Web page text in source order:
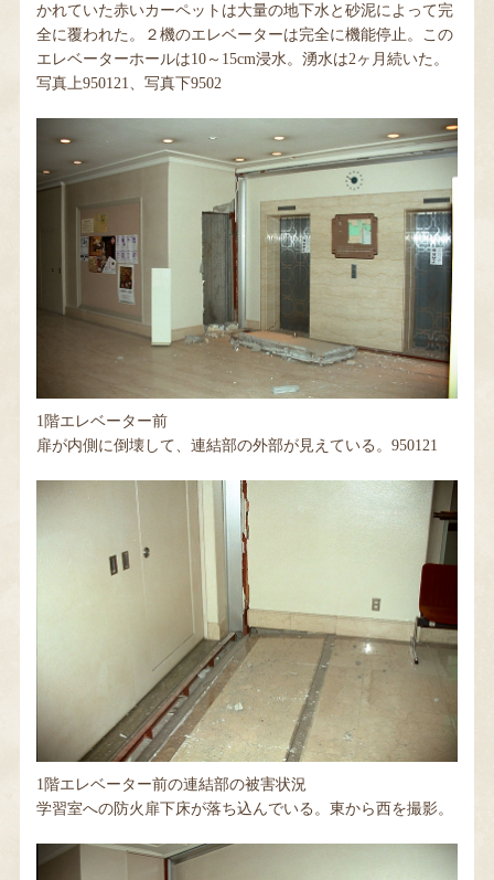
かれていた赤いカーペットは大量の地下水と砂泥によって完
全に覆われた。２機のエレベーターは完全に機能停止。この
エレベーターホールは10～15cm浸水。湧水は2ヶ月続いた。
写真上950121、写真下9502
1階エレベーター前
扉が内側に倒壊して、連結部の外部が見えている。950121
1階エレベーター前の連結部の被害状況
学習室への防火扉下床が落ち込んでいる。東から西を撮影。